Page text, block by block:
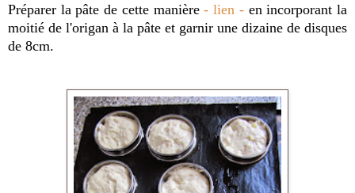
Préparer la pâte de cette manière- lien -en incorporant la
moitié de l'origan à la pâte et garnir une dizaine de disques
de 8cm.